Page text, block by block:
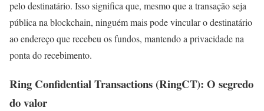
pelo destinatário. Isso significa que, mesmo que a transação seja
pública na blockchain, ninguém mais pode vincular o destinatário
ao endereço que recebeu os fundos, mantendo a privacidade na
ponta do recebimento.
Ring Confidential Transactions (RingCT): O segredo
do valor